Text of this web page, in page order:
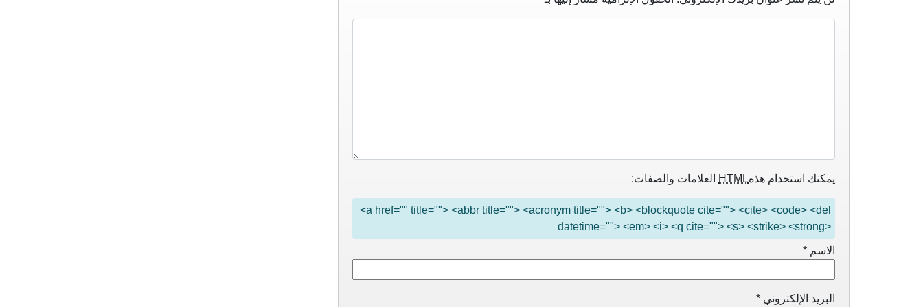
يمكنك استخدام هذهHTML العلامات والصفات:
<a href="" title=""> <abbr title=""> <acronym title=""> <b> <blockquote cite=""> <cite> <code> <del
datetime=""> <em> <i> <q cite=""> <s> <strike> <strong>
الاسم *
البريد الإلكتروني *